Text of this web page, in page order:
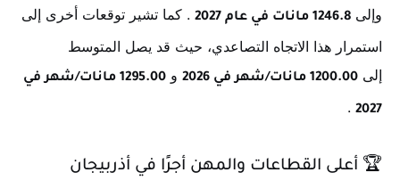
وإلى 1246.8 مانات في عام 2027
. كما تشير توقعات أخرى إلى
استمرار هذا الاتجاه التصاعدي، حيث قد يصل المتوسط
إلى 1200.00 مانات/شهر في 2026 و 1295.00 مانات/شهر في
2027
.
🏆 أعلى القطاعات والمهن أجرًا في أذربيجان